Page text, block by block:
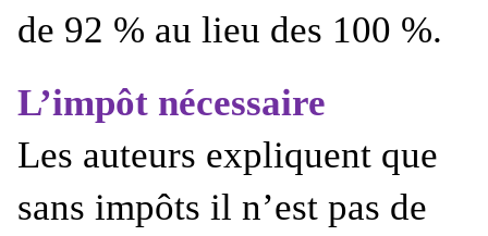
de 92 % au lieu des 100 %.
L’impôt nécessaire
Les auteurs expliquent que
sans impôts il n’est pas de